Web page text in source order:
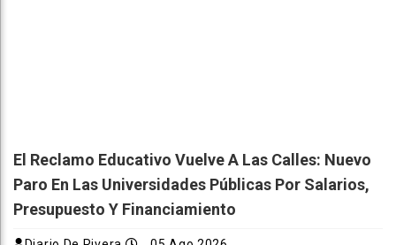
El Reclamo Educativo Vuelve A Las Calles: Nuevo
Paro En Las Universidades Públicas Por Salarios,
Presupuesto Y Financiamiento